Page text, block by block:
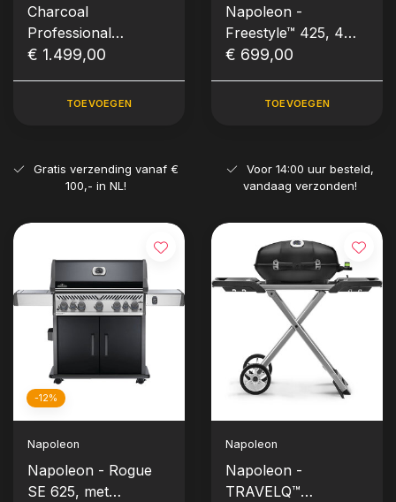
Charcoal
Professional
(PRO605), RVS
€ 1.499,00
TOEVOEGEN
Napoleon -
Freestyle™ 425, 4
hoofdbranders,
€ 699,00
TOEVOEGEN
Gratis verzending vanaf €
100,- in NL!
Voor 14:00 uur besteld,
vandaag verzonden!
-12%
Napoleon
Napoleon - Rogue
SE 625, met
Napoleon
Napoleon -
TRAVELQ™